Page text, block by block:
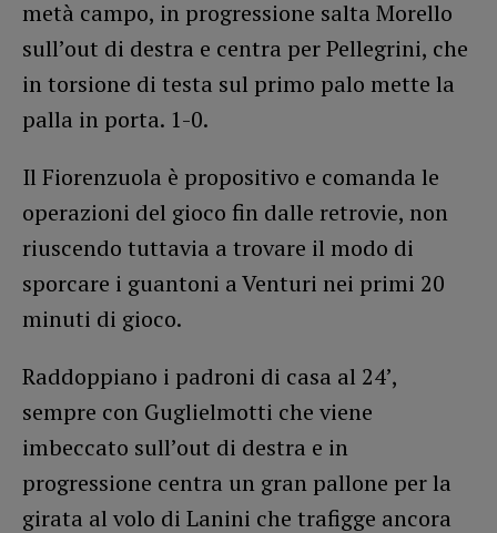
metà campo, in progressione salta Morello
sull’out di destra e centra per Pellegrini, che
in torsione di testa sul primo palo mette la
palla in porta. 1-0.
Il Fiorenzuola è propositivo e comanda le
operazioni del gioco fin dalle retrovie, non
riuscendo tuttavia a trovare il modo di
sporcare i guantoni a Venturi nei primi 20
minuti di gioco.
Raddoppiano i padroni di casa al 24’,
sempre con Guglielmotti che viene
imbeccato sull’out di destra e in
progressione centra un gran pallone per la
girata al volo di Lanini che trafigge ancora